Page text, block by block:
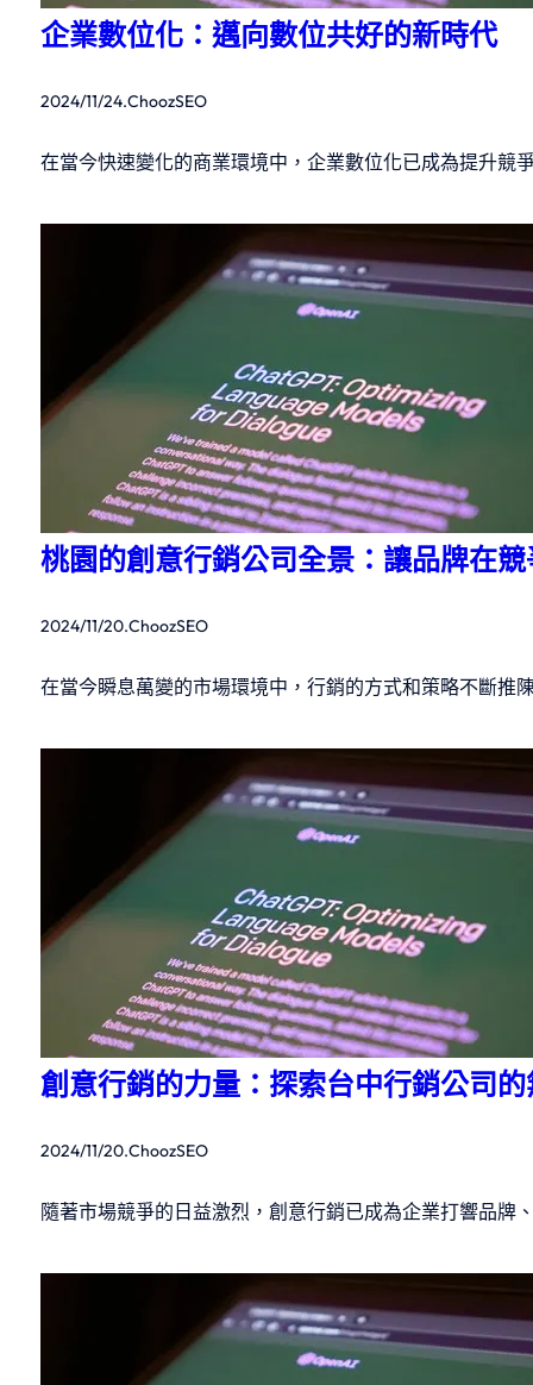
企業數位化：邁向數位共好的新時代
2024/11/24.ChoozSEO
在當今快速變化的商業環境中，企業數位化已成為提升
桃園的創意行銷公司全景：讓品牌在
2024/11/20.ChoozSEO
在當今瞬息萬變的市場環境中，行銷的方式和策略不斷
創意行銷的力量：探索台中行銷公司
2024/11/20.ChoozSEO
隨著市場競爭的日益激烈，創意行銷已成為企業打響品